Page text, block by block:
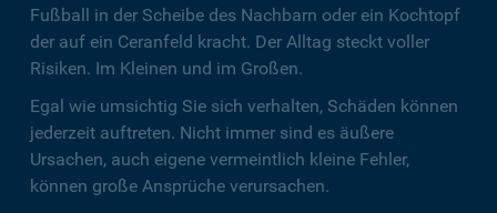
Fußball in der Scheibe des Nachbarn oder ein Kochtopf
der auf ein Ceranfeld kracht. Der Alltag steckt voller
Risiken. Im Kleinen und im Großen.
Egal wie umsichtig Sie sich verhalten, Schäden können
jederzeit auftreten. Nicht immer sind es äußere
Ursachen, auch eigene vermeintlich kleine Fehler,
können große Ansprüche verursachen.